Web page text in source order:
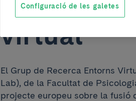
virtual
El Grup de Recerca Entorns
Lab), de la Facultat de
projecte europeu sobre la fusió
Configuració de les galetes